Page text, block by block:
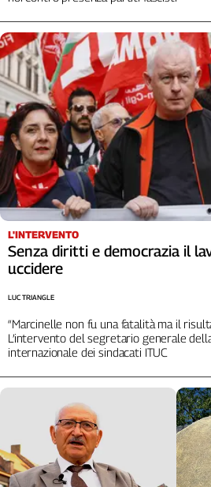
nel
Lavoro
Territori
Abruzzo-
Molise
Alto
Adige
Basilicata
Calabria
Emilia-
Romagna
Venezia
Lazio
Liguria
Lombardia
Sardegna
Sicilia
L'INTERVENTO
Senza diritti e democrazia il
uccidere
“Marcinelle non fu una fatalità ma il
L’intervento del segretario generale
internazionale dei sindacati ITUC
LUC TRIANGLE